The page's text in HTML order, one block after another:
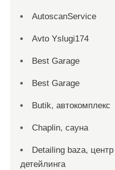
AutoscanService
Avto Yslugi174
Best Garage
Best Garage
Butik, автокомплекс
Chaplin, сауна
Detailing baza,
детейлинга